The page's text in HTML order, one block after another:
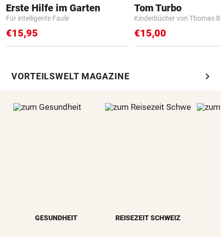
Erste Hilfe im Garten
Für intelligente Faule
€15,95
Tom Turbo
Kinderbücher von Thomas
€15,00
VORTEILSWELT MAGAZINE chevron_right
GESUNDHEIT REISEZEIT SCHWEIZ